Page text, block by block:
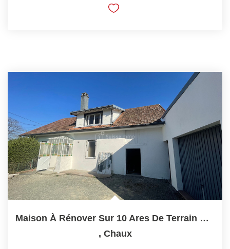
Maison À Rénover Sur 10 Ares De Terrain Clos Et Arboré
, Chaux